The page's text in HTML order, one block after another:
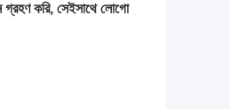
গ্রহণ করি, সেইসাথে লোগো